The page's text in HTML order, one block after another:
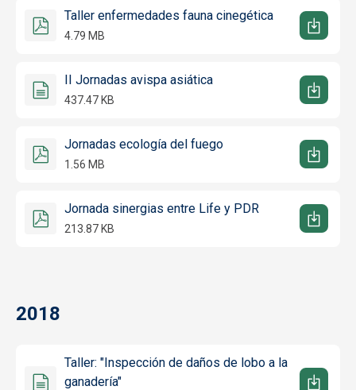
Taller enfermedades fauna cinegética
4.79 MB
II Jornadas avispa asiática
437.47 KB
Jornadas ecología del fuego
1.56 MB
Jornada sinergias entre Life y PDR
213.87 KB
2018
Taller: "Inspección de daños de lobo a la
ganadería"